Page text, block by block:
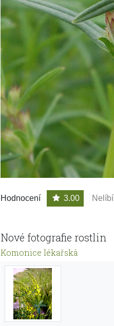
Hodnocení 3.00 Nelíbí
Nové fotografie rostlin
Komonice lékařská